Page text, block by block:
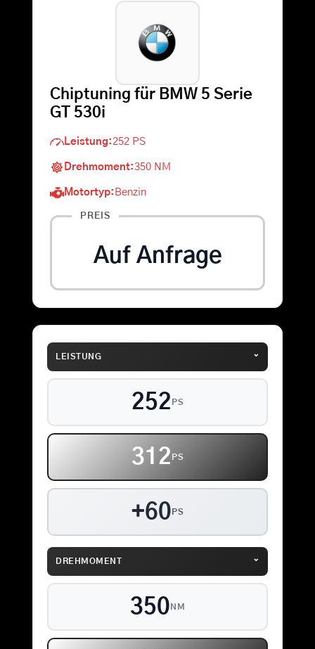
Warenkorb
Chiptuning für BMW 5 Serie
GT 530i
Leistung: 252 PS
Drehmoment:350 NM
Motortyp: Benzin
PREIS
Auf Anfrage
LEISTUNG ⌄
252 PS
312 PS
+60 PS
DREHMOMENT ⌄
350 NM